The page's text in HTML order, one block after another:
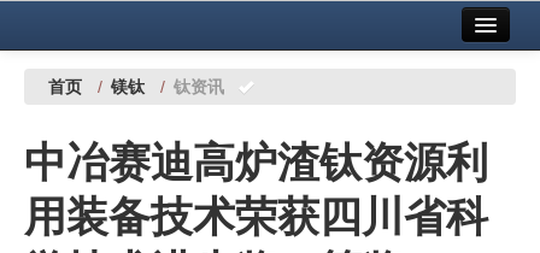
中国有色金属报社主办 广告服务
铜镍铅锌
铝
首页 / 镁钛 / 钛资讯
中冶赛迪高炉渣钛资源利
用装备技术荣获四川省科